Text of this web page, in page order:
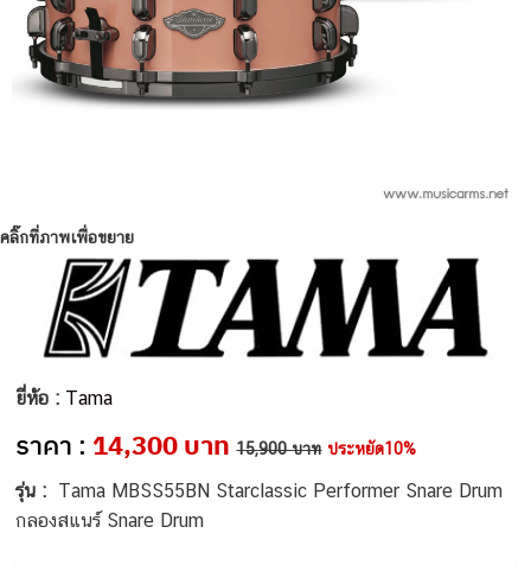
คลิ๊กที่ภาพเพื่อขยาย
ยี่ห้อ : Tama
ราคา : 14,300 บาท 15,900 บาท ประหยัด10%
รุ่น : Tama MBSS55BN Starclassic Performer Snare Drum
กลองสแนร์ Snare Drum